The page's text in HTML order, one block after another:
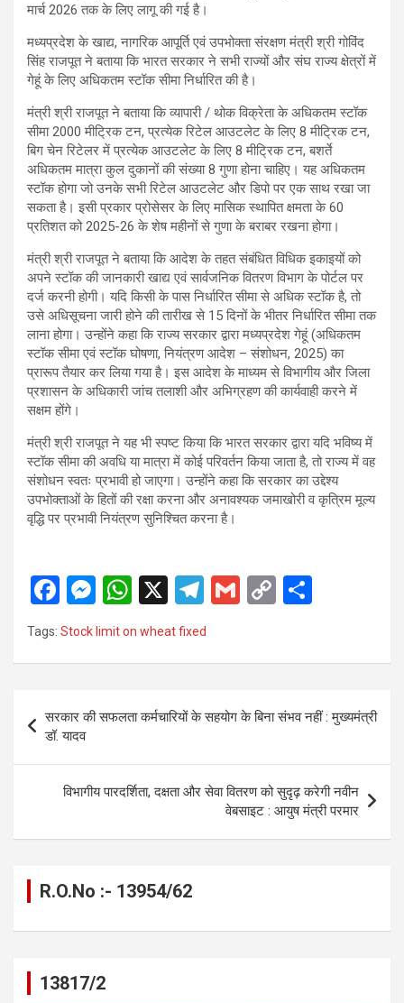
मार्च 2026 तक के लिए लागू की गई है।
मध्यप्रदेश के खाद्य, नागरिक आपूर्ति एवं उपभोक्ता संरक्षण मंत्री श्री गोविंद
सिंह राजपूत ने बताया कि भारत सरकार ने सभी राज्यों और संघ राज्य क्षेत्रों में
गेहूं के लिए अधिकतम स्टॉक सीमा निर्धारित की है।
मंत्री श्री राजपूत ने बताया कि व्यापारी / थोक विक्रेता के अधिकतम स्टॉक
सीमा 2000 मीट्रिक टन, प्रत्येक रिटेल आउटलेट के लिए 8 मीट्रिक टन,
बिग चेन रिटेलर में प्रत्येक आउटलेट के लिए 8 मीट्रिक टन, बशर्ते
अधिकतम मात्रा कुल दुकानों की संख्या 8 गुणा होना चाहिए। यह अधिकतम
स्टॉक होगा जो उनके सभी रिटेल आउटलेट और डिपो पर एक साथ रखा जा
सकता है। इसी प्रकार प्रोसेसर के लिए मासिक स्थापित क्षमता के 60
प्रतिशत को 2025-26 के शेष महीनों से गुणा के बराबर रखना होगा।
मंत्री श्री राजपूत ने बताया कि आदेश के तहत संबंधित विधिक इकाइयों को
अपने स्टॉक की जानकारी खाद्य एवं सार्वजनिक वितरण विभाग के पोर्टल पर
दर्ज करनी होगी। यदि किसी के पास निर्धारित सीमा से अधिक स्टॉक है, तो
उसे अधिसूचना जारी होने की तारीख से 15 दिनों के भीतर निर्धारित सीमा तक
लाना होगा। उन्होंने कहा कि राज्य सरकार द्वारा मध्यप्रदेश गेहूं (अधिकतम
स्टॉक सीमा एवं स्टॉक घोषणा, नियंत्रण आदेश – संशोधन, 2025) का
प्रारूप तैयार कर लिया गया है। इस आदेश के माध्यम से विभागीय और जिला
प्रशासन के अधिकारी जांच तलाशी और अभिग्रहण की कार्यवाही करने में
सक्षम होंगे।
मंत्री श्री राजपूत ने यह भी स्पष्ट किया कि भारत सरकार द्वारा यदि भविष्य में
स्टॉक सीमा की अवधि या मात्रा में कोई परिवर्तन किया जाता है, तो राज्य में वह
संशोधन स्वतः प्रभावी हो जाएगा। उन्होंने कहा कि सरकार का उद्देश्य
उपभोक्ताओं के हितों की रक्षा करना और अनावश्यक जमाखोरी व कृत्रिम मूल्य
वृद्धि पर प्रभावी नियंत्रण सुनिश्चित करना है।
F
a
ce
o
o
k
M
es
se
g
W
at
A
p
X
T
el
e
a
m
G
C
n
Tags: Stock limit on wheat fixed
navigation
सरकार की सफलता कर्मचारियों के सहयोग के बिना संभव नहीं : मुख्यमंत्री
डॉ. यादव
विभागीय पारदर्शिता, दक्षता और सेवा वितरण को सुदृढ़ करेगी नवीन
वेबसाइट : आयुष मंत्री परमार
R.O.No :- 13954/62
13817/2